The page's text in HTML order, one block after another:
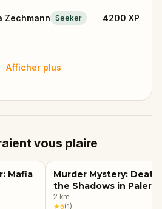
Zechmann Seeker 4200 XP
Afficher plus
vous plaire
Mafia
Murder Mystery: Death
the Shadows in
2 km
★5(1)